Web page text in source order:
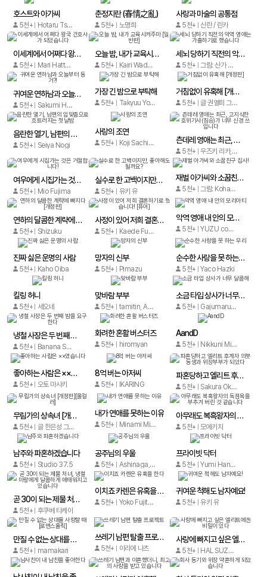
호스트와 아가씨
5천+ Hotaru Tsubaki, Eito Shirota
춘정지란 (春情之亂)
5천+ 노명희
사랑과 마술의 공통점
5천+ 신란 / 린카
이세계에서 어쩌다 왕국 간호사가 되었습니다
5천+ Mari Hattori/Ruina
오늘 밤, 내가 교육시켜주마 [일반판]
5천+ Kairi Wada (와다 카이리)
세뇌 당하기 직전의 악역 영애는 가출하기로 했습니다
5천+ 그림: 산가 미츠루 원작: 타니 릿카 캐릭터 원안: 마사키 미치
귀여운 연하남과 오늘부터 동거?!
5천+ Sakumi Hanada
가장 긴 밤으로 부탁해
5천+ Takyuu Youko
거침없이 유혹해 [개정판]
5천+ 글 권열희 그림 권열희
음란한 열기, 남편의 입맞춤으로 흐트러지는 첫날밤
5천+ Seiya Nogi
사랑의 조연
5천+ Koji Sachico 츤데레 영애는 최근, 고지식한 호위기사(짐승)가 너무 신경 쓰입니다
5천+ 우즈키 리카, 모리타 료
여우에게 시집가는 것은 거절합니다!
5천+ Mio Fujima
실수로 한 고백이지만, 좋아해도 될까요?
5천+ 유키 유
재벌 아가씨와 소꿉친구 집사!
5천+ 그림: Koharu Shido 원작: Amaru Hiiragi 캐릭터 원안: Ohana
연하의 달콤한 계략에 빠지다 [개정판]
5천+ Shizuku
사정이 있어 저희 결혼하기로 했습니다! [퓨어]
5천+ Kaede Fubuki/Yuzuha Tachibana/Ikka Kotone
악역 영애 내 안의 모리아티
5천+ YUZU comics
진짜 싫은 운명의 사람
5천+ Kaho Oiba
망자의 신부
5천+ Pimazu
순수한 사랑을 못 하는 우리
5천+ Yaco Hazki
킬링 허니
5천+ 세오네
맞바람 부부
5천+ tamitin, Asakawa Nao
소금 타입 상사가 너무 달콤해
5천+ Gajumaru, YUZURU KAZAHANA, Chieri Senjo
냉철 사장은 두 번째 밤을 요구한다
5천+ Banana Sarusuberi
화려한 혼활 버스터즈
5천+ hiromyan
AandD
5천+ Nikkuni Minami
좋아하는 사람은 ××였습니다
5천+ 오토 마사키
8억 버는 아저씨
5천+ IKARING
파혼당하고 엘리트 후계자 의붓동생과 위장부부가 되었다
5천+ Sakura Oka, Umi Tsubasa
무림가의 상속녀 [개정판][올컬러]
5천+ 글 한은성 그림 권열희
내가 연애를 못하는 이유
5천+ Minami Miki,Akiko Kitami
아무래도 복흑왕자의 독점욕을 부추겨 버린 것 같습니다
5천+ 모에키치
남주와 파혼하겠습니다
5천+ Studio 37.5
공주님의 우울
5천+ Ashinaga, Arata Shion
프라이빗 닥터
5천+ Yumi Hanada
곧 30이 되는 제물 처녀, 냉철 마왕에게 달콤하게 애태워지고 있습니다
5천+ 후쿠베 타케이
이치죠 카렌은 유혹을 한다
5천+ Yoko Fujitani
귀여운 척해도 남자예요!
5천+ 유키 유
만질 수 없는 상대를 사랑할 때 [로맨스홀릭]
5천+ mamakari
쓰레기 남편 탈출 프로젝트
5천+ 이리에 나츠
사랑에 빠지고 싶은 엘리트에겐 비밀이 있다
5천+ HAL SUZUKURA